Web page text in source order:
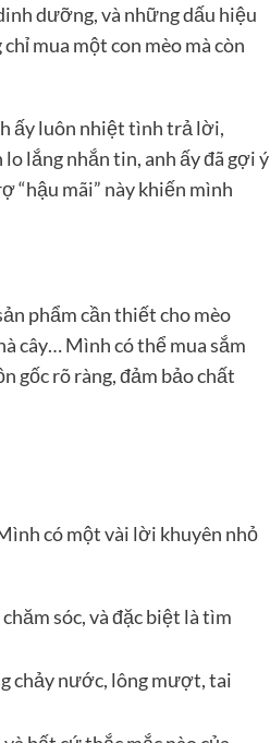
dưỡng, và những dấu hiệu
mua một con mèo mà còn
ấy luôn nhiệt tình trả lời,
lắng nhắn tin, anh ấy đã gợi ý
“hậu mãi” này khiến mình
phẩm cần thiết cho mèo
cây… Mình có thể mua sắm
gốc rõ ràng, đảm bảo chất
có một vài lời khuyên nhỏ
sóc, và đặc biệt là tìm
chảy nước, lông mượt, tai